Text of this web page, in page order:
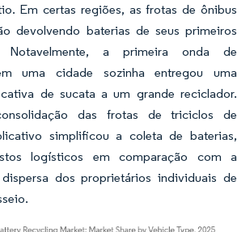
Em certas regiões, as frotas de ônibus
devolvendo baterias de seus primeiros
Notavelmente, a primeira onda de
uma cidade sozinha entregou uma
de sucata a um grande reciclador.
das frotas de triciclos de
simplificou a coleta de baterias,
logísticos em comparação com a
dos proprietários individuais de